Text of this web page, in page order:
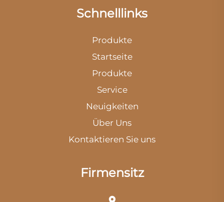
Schnelllinks
Produkte
Startseite
Produkte
Service
Neuigkeiten
Über Uns
Kontaktieren Sie uns
Firmensitz